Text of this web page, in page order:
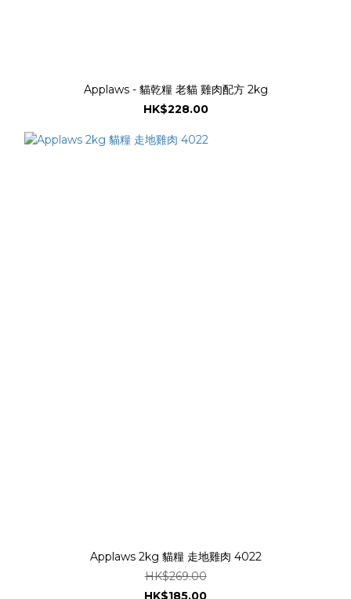
Applaws - 貓乾糧 老貓 雞肉配方 2kg
HK$228.00
Applaws 2kg 貓糧 走地雞肉 4022
HK$269.00
HK$185.00